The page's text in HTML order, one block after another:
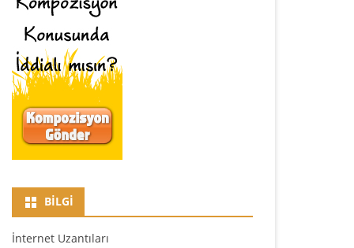
BILGI
İnternet Uzantıları